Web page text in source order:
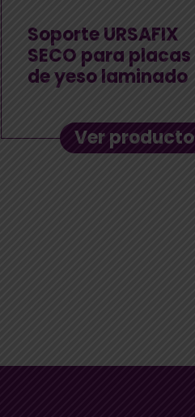
Soporte URSAFIX
SECO para placas
de yeso laminado
Ver producto